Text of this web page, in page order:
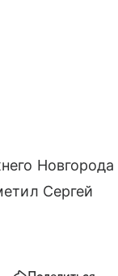
Новгорода
Сергей